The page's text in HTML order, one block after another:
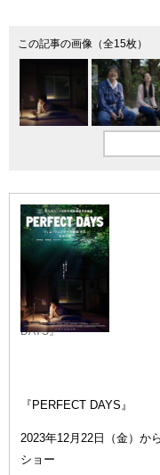
この記事の画像（全15枚）
『PERFECT
DAYS』
『PERFECT DAYS』
2023年12月22日（金）か
ショー